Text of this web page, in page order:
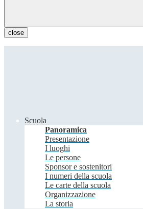
close
Scuola
Panoramica
Presentazione
I luoghi
Le persone
Sponsor e sostenitori
I numeri della scuola
Le carte della scuola
Organizzazione
La storia